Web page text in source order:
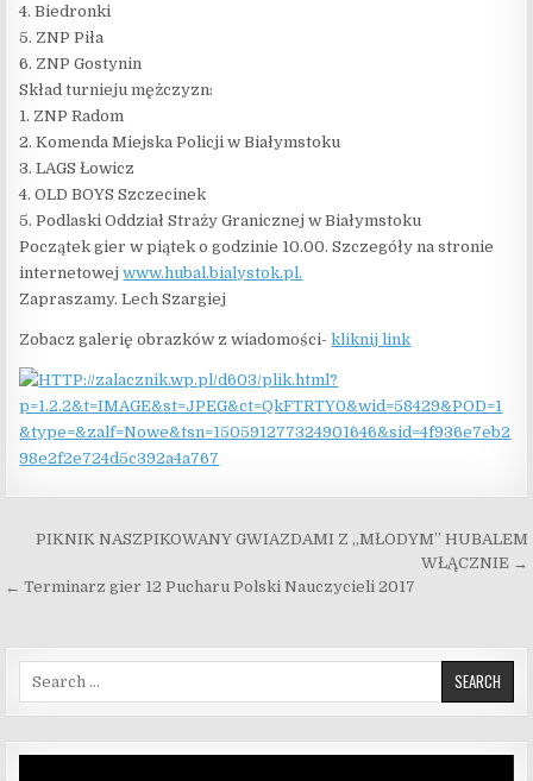
4. Biedronki
5. ZNP Piła
6. ZNP Gostynin
Skład turnieju mężczyzn:
1. ZNP Radom
2. Komenda Miejska Policji w Białymstoku
3. LAGS Łowicz
4. OLD BOYS Szczecinek
5. Podlaski Oddział Straży Granicznej w Białymstoku
Początek gier w piątek o godzinie 10.00. Szczegóły na stronie
internetowejwww.hubal.bialystok.pl.
Zapraszamy. Lech Szargiej
Zobacz galerię obrazków z wiadomości-kliknij link
Nawigacja wpisu
PIKNIK NASZPIKOWANY GWIAZDAMI Z „MŁODYM” HUBALEM
WŁĄCZNIE →
← Terminarz gier 12 Pucharu Polski Nauczycieli 2017
Search for: